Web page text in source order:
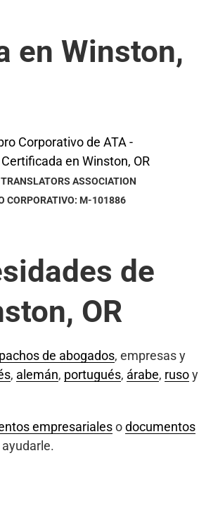
en Winston,
ASSOCIATION
CORPORATIVO: M-101886
de
OR
de abogados, empresas y
, alemán, portugués, árabe, rusoy
empresarialesodocumentos